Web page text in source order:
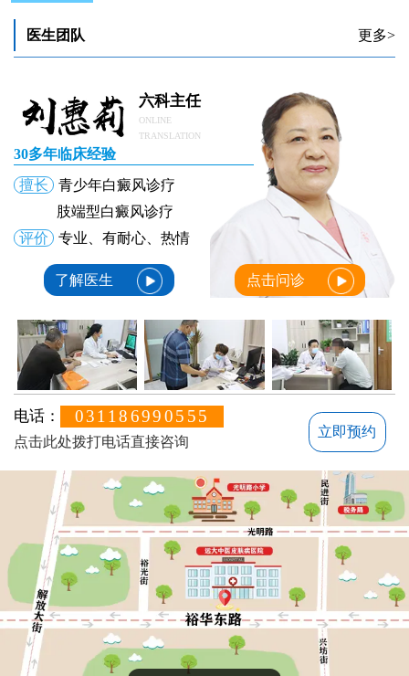
医生团队 更多>
六科主任
ONLINE
TRANSLATION
30多年临床经验
擅长
青少年白癜风诊疗
肢端型白癜风诊疗
评价
专业、有耐心、热情
了解医生 点击问诊
电话： 031186990555
点击此处拨打电话直接咨询
立即预约